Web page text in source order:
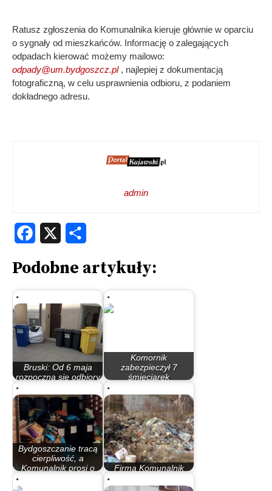
Ratusz zgłoszenia do Komunalnika kieruje głównie w oparciu
o sygnały od mieszkańców. Informację o zalegających
odpadach kierować możemy mailowo:
odpady@um.bydgoszcz.pl, najlepiej z dokumentacją
fotograficzną, w celu usprawnienia odbioru, z podaniem
dokładnego adresu.
admin
Facebook
Podobne artykuły:
Bruski: Od 6 maja
rozpoczną się odbiory
Komornik
zabezpieczył 7
śmieciarek
Bydgoszczanie tracą
cierpliwość, a
Komunalnik prosi o
Firma Komunalnik